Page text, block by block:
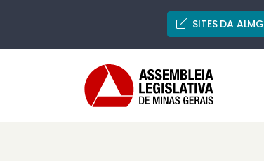
SITES DA ALMG